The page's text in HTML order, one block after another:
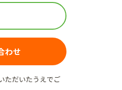
わせ
ただいたうえでご